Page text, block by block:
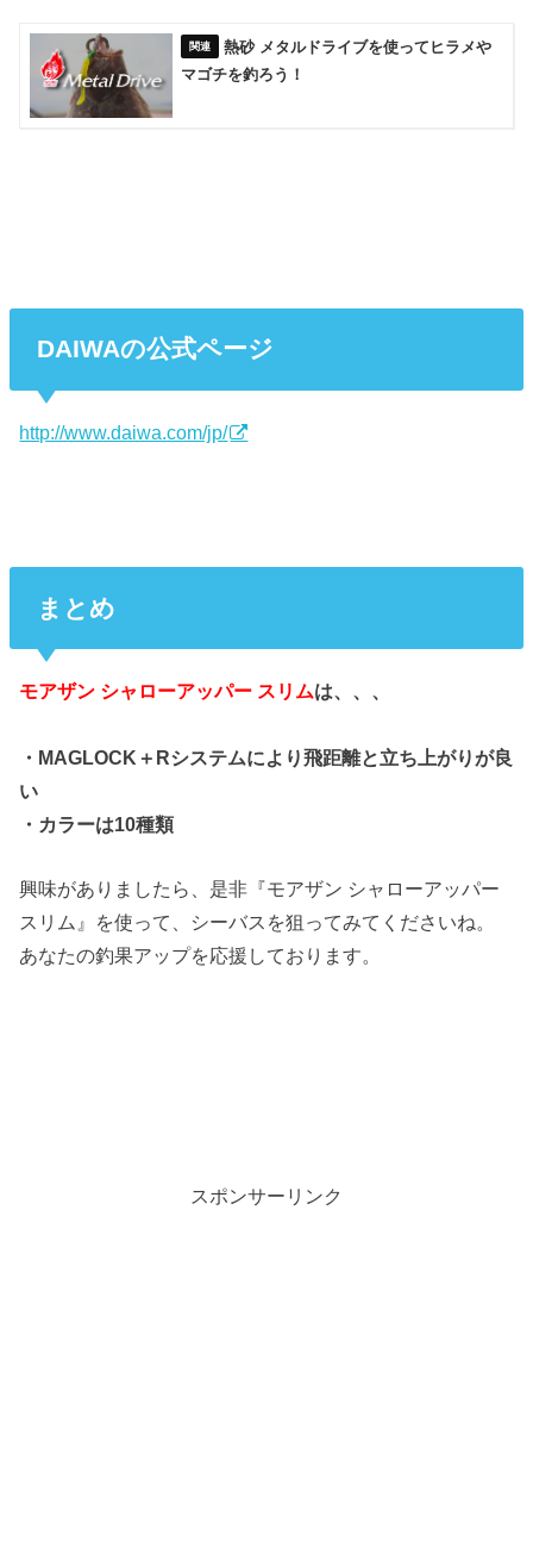
熱砂 メタルドライブを使ってヒラメや
マゴチを釣ろう！
DAIWAの公式ページ
http://www.daiwa.com/jp/
まとめ
モアザン シャローアッパー スリムは、、、
・MAGLOCK＋Rシステムにより飛距離と立ち上がりが良
い
・カラーは10種類
興味がありましたら、是非『モアザン シャローアッパー
スリム』を使って、シーバスを狙ってみてくださいね。
あなたの釣果アップを応援しております。
スポンサーリンク